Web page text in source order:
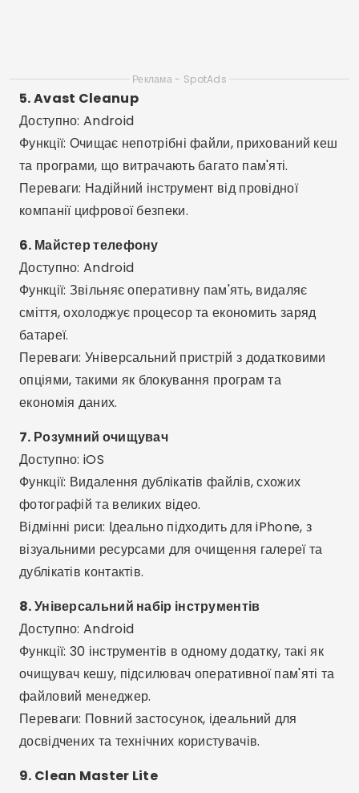
очищувач кешу, підсилювач оперативної пам'яті та
файловий менеджер.
Переваги: Повний застосунок, ідеальний для
досвідчених та технічних користувачів.
9. Clean Master Lite
Доступно: Android
Функції: Швидке очищення, охолодження
процесора та економія заряду батареї.
Переваги: Полегшена версія ідеально підходить
для старіших мобільних телефонів або тих, що
мають мало пам'яті.
10. Покоївка SD
Доступно: Android
Функції: Очищає залишені файли, кеш та залишки
невдалених програм.
Переваги: Передовий та технічний, чудово
підходить для досвідчених користувачів.
Цікаві додаткові функції
Графік прибирання:Налаштуйте додаток на
автоматичне очищення пам'яті щодня.
Розумні сповіщення:Отримуйте сповіщення,
коли ваш телефон заповнений або його
продуктивність знижена.
Детальний аналіз:Перевірте, які програми
використовують найбільше пам'яті та місця.
Менеджер програм: Безпечно видаляйте кілька
програм одночасно.
Оптимізація ШІ:Багато програм